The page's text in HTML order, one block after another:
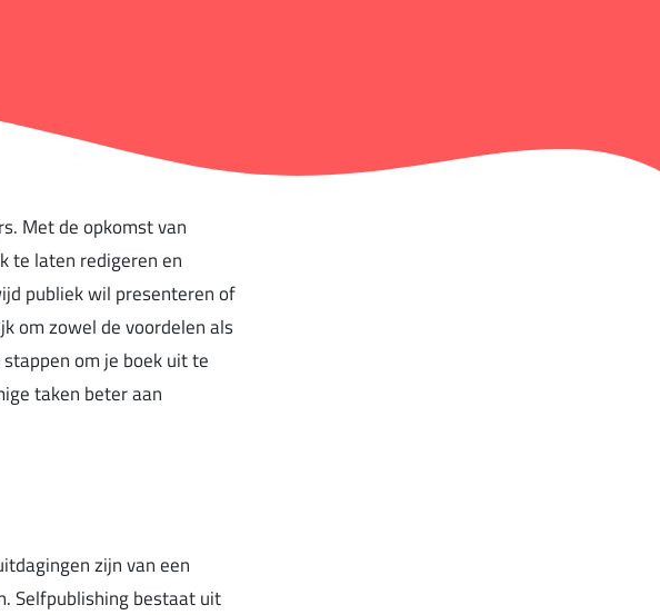
Met de opkomst van
te laten redigeren en
publiek wil presenteren of
om zowel de voordelen als
om je boek uit te
taken beter aan
zijn van een
Selfpublishing bestaat uit